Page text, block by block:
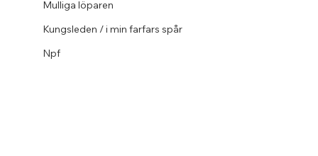
Mulliga löparen
Kungsleden / i min farfars spår
Npf